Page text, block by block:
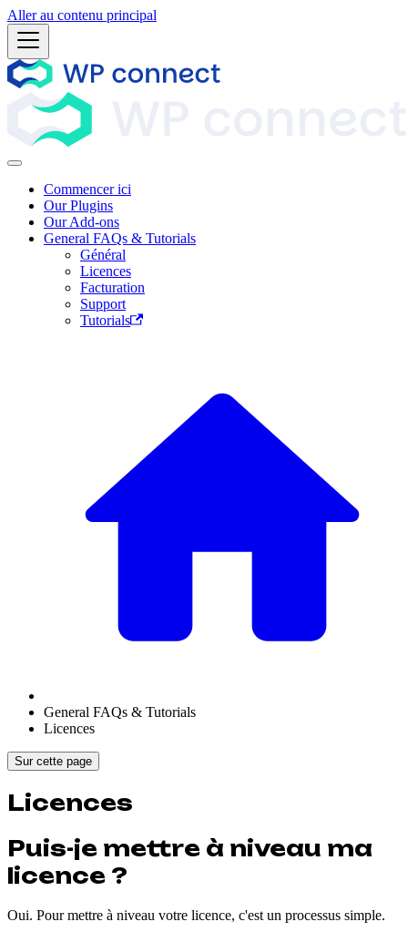
Aller au contenu principal
Commencer ici
Our Plugins
Our Add-ons
General FAQs & Tutorials
Général
Licences
Facturation
Support
Tutorials
General FAQs & Tutorials
Licences
Sur cette page
Licences
Puis-je mettre à niveau ma
licence ?
Oui. Pour mettre à niveau votre licence, c'est un processus simple.